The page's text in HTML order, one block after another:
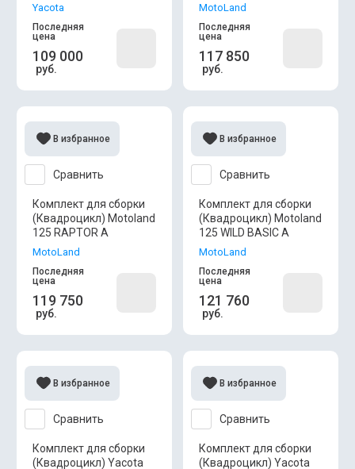
Yacota
Последняя
цена
109 000
руб.
MotoLand
Последняя
цена
117 850
руб.
Сравнить
В избранное
Комплект для сборки
(Квадроцикл) Motoland
125 RAPTOR A
MotoLand
Последняя
цена
119 750
руб.
Сравнить
В избранное
Комплект для сборки
(Квадроцикл) Motoland
125 WILD BASIC A
MotoLand
Последняя
цена
121 760
руб.
Сравнить
В избранное
Комплект для сборки
(Квадроцикл) Yacota
Сравнить
В избранное
Комплект для сборки
(Квадроцикл) Yacota